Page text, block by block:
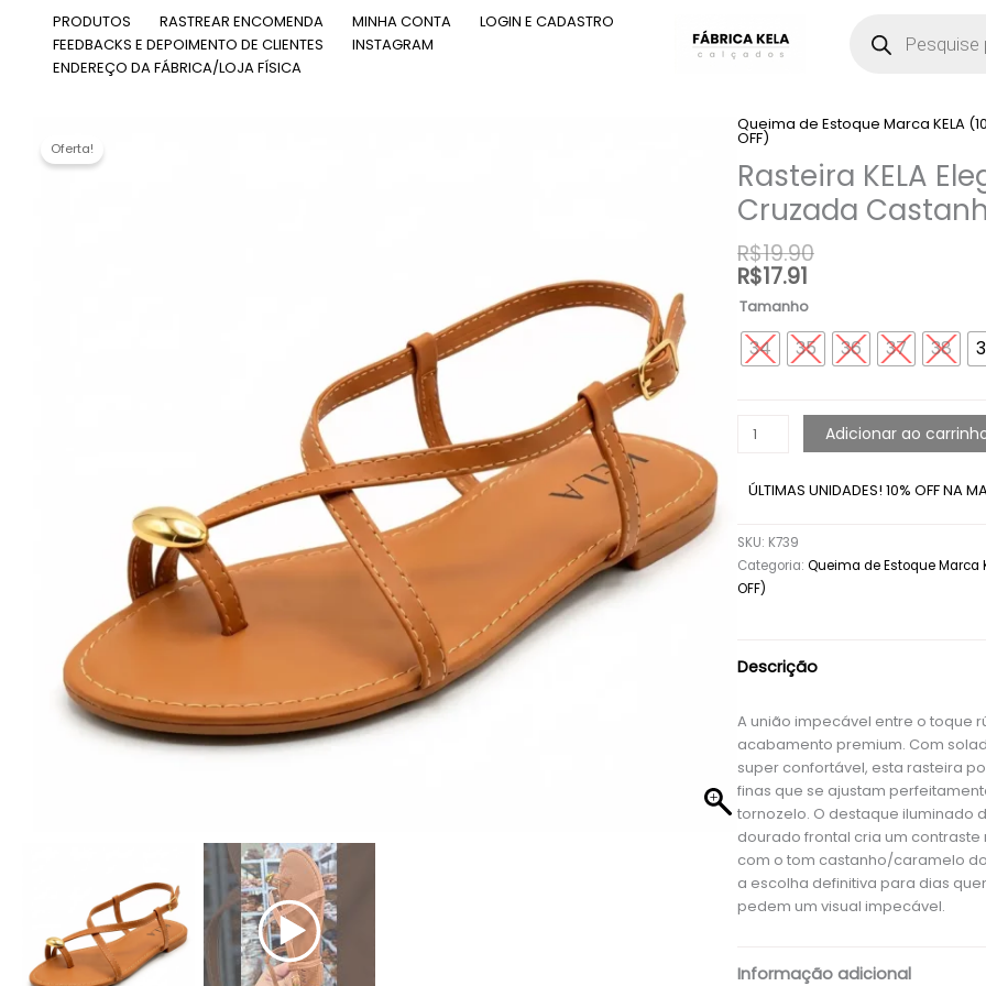
conteúdo
PRODUTOS RASTREAR ENCOMENDA MINHA CONTA
LOGIN E CADASTRO
FEEDBACKS E DEPOIMENTO DE CLIENTES
INSTAGRAM
ENDEREÇO DA FÁBRICA/LOJA FÍSICA
Oferta!
Queima de Estoque Marca KELA
OFF)
Rasteira KELA
Cruzada
R$19.90
R$17.91
Tamanho
34 35 36 37 38
Rasteira
KELA
Elegance
Cruzada
Castanho
quantidade
Adicionar ao
ÚLTIMAS UNIDADES! 10% OFF NA
SKU: K739
Categoria: Queima de Estoque Marca
OFF)
Descrição
A união impecável entre o toque
acabamento premium. Com
super confortável, esta rasteira
finas que se ajustam
tornozelo. O destaque iluminado
dourado frontal cria um contraste
com o tom castanho/caramelo
a escolha definitiva para dias
pedem um visual impecável.
Informação adicional